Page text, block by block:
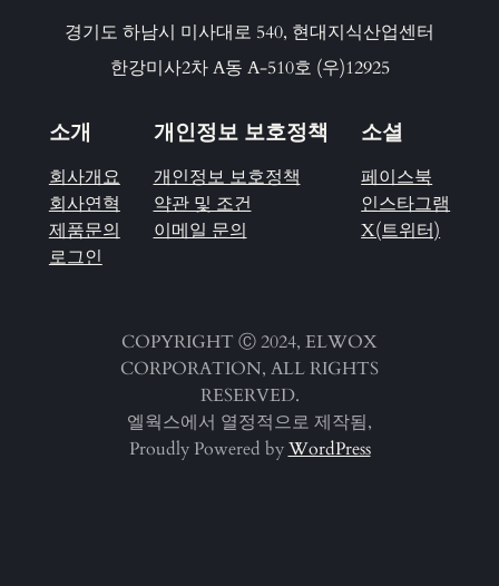
경기도 하남시 미사대로 540, 현대지식산업센터
한강미사2차 A동 A-510호 (우)12925
소개
회사개요
회사연혁
제품문의
로그인
개인정보 보호정책
개인정보 보호정책
약관 및 조건
이메일 문의
소셜
페이스북
인스타그램
X(트위터)
COPYRIGHT Ⓒ 2024, ELWOX
CORPORATION, ALL RIGHTS
RESERVED.
엘웍스에서 열정적으로 제작됨,
Proudly Powered byWordPress